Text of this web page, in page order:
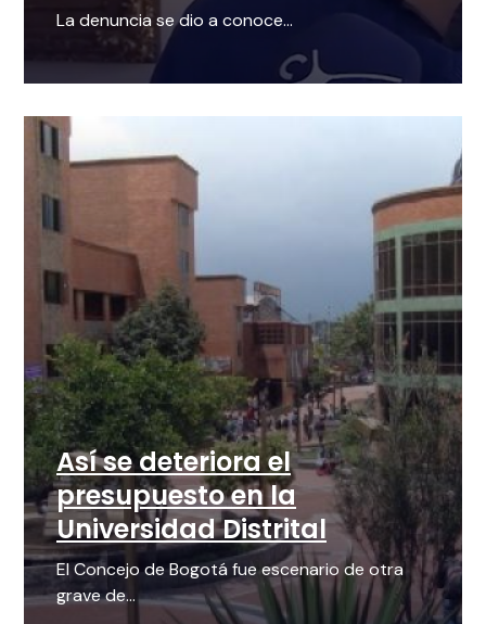
La denuncia se dio a conoce...
Así se deteriora el
presupuesto en la
Universidad Distrital
El Concejo de Bogotá fue escenario de otra
grave de...